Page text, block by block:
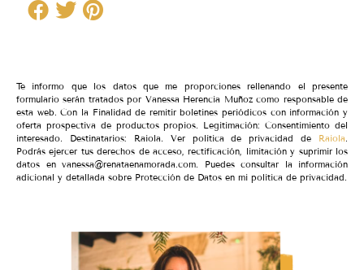
Te informo que los datos que me proporciones rellenando el presente
formulario serán tratados por Vanessa Herencia Muñoz como responsable de
esta web. Con la Finalidad de remitir boletines periódicos con información y
oferta prospectiva de productos propios. Legitimación: Consentimiento del
interesado. Destinatarios: Raiola. Ver política de privacidad de Raiola.
Podrás ejercer tus derechos de acceso, rectificación, limitación y suprimir los
datos en vanessa@renataenamorada.com. Puedes consultar la información
adicional y detallada sobre Protección de Datos en mi política de privacidad.